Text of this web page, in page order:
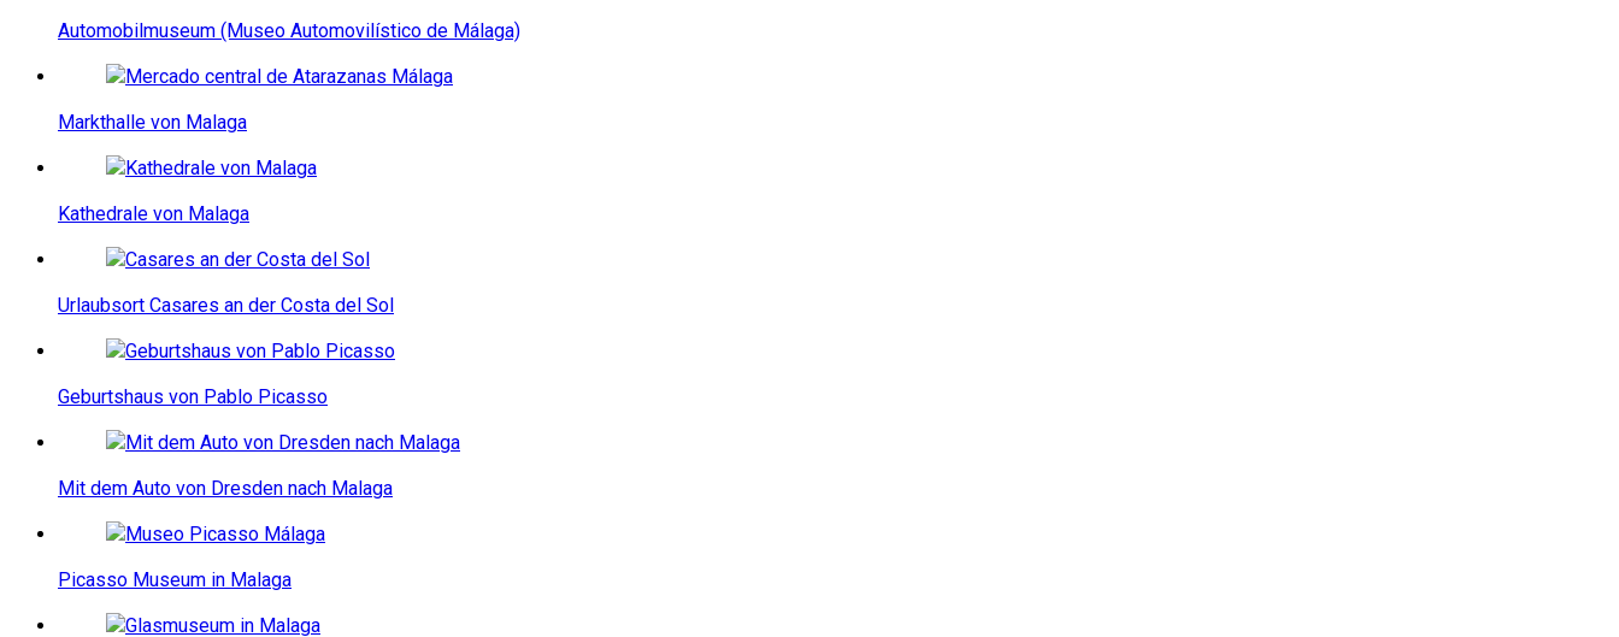
Automobilmuseum (Museo Automovilístico de Málaga)
Markthalle von Malaga
Kathedrale von Malaga
Urlaubsort Casares an der Costa del Sol
Geburtshaus von Pablo Picasso
Mit dem Auto von Dresden nach Malaga
Picasso Museum in Malaga